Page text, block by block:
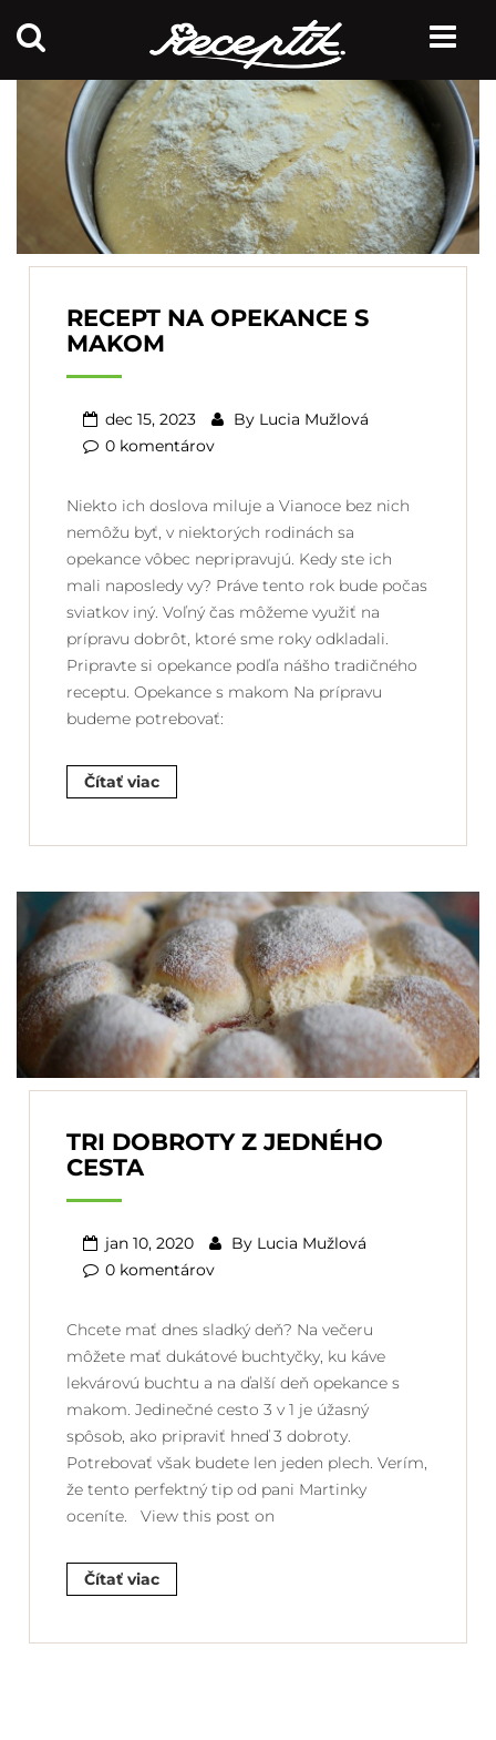
RECEPT NA OPEKANCE S
MAKOM
dec 15, 2023 By Lucia Mužlová
0 komentárov
Niekto ich doslova miluje a Vianoce bez nich
nemôžu byť, v niektorých rodinách sa
opekance vôbec nepripravujú. Kedy ste ich
mali naposledy vy? Práve tento rok bude počas
sviatkov iný. Voľný čas môžeme využiť na
prípravu dobrôt, ktoré sme roky odkladali.
Pripravte si opekance podľa nášho tradičného
receptu. Opekance s makom Na prípravu
budeme potrebovať:
Čítať viac
TRI DOBROTY Z JEDNÉHO
CESTA
jan 10, 2020 By Lucia Mužlová
0 komentárov
Chcete mať dnes sladký deň? Na večeru
môžete mať dukátové buchtyčky, ku káve
lekvárovú buchtu a na ďalší deň opekance s
makom. Jedinečné cesto 3 v 1 je úžasný
spôsob, ako pripraviť hneď 3 dobroty.
Potrebovať však budete len jeden plech. Verím,
že tento perfektný tip od pani Martinky
oceníte. View this post on
Čítať viac